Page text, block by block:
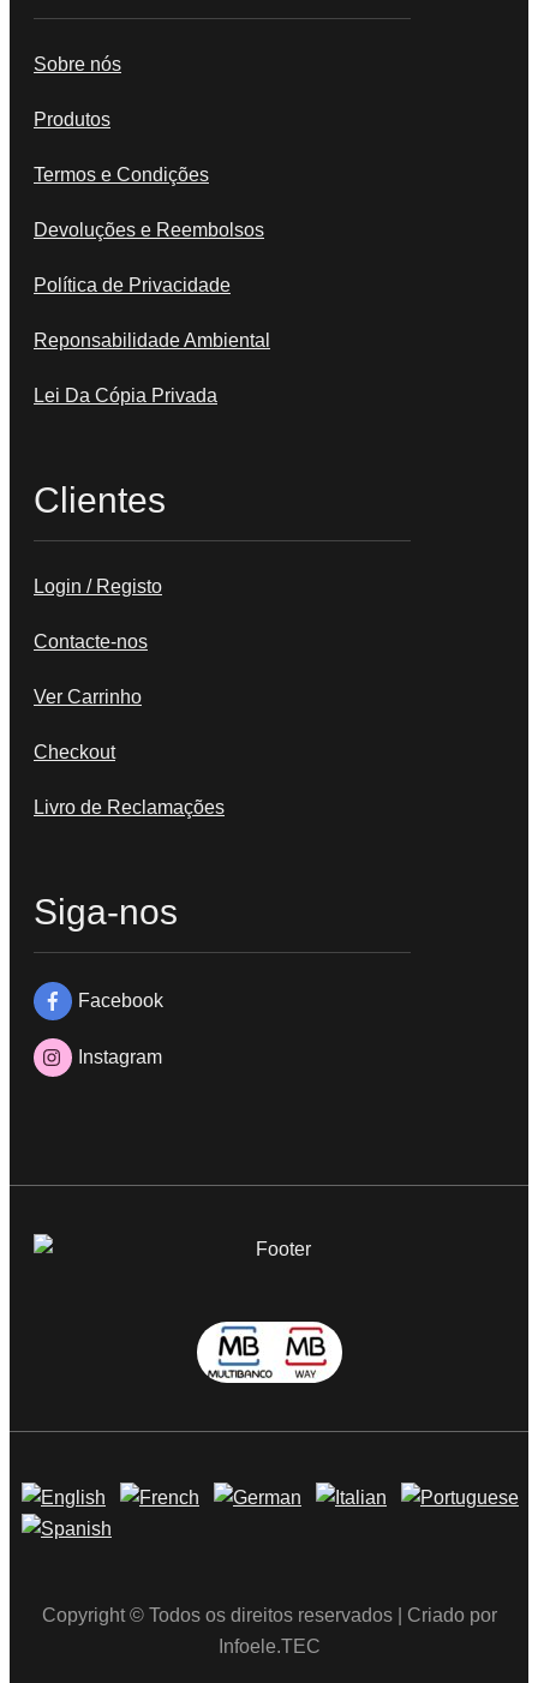
Sobre nós
Produtos
Termos e Condições
Devoluções e Reembolsos
Política de Privacidade
Reponsabilidade Ambiental
Lei Da Cópia Privada
Clientes
Login / Registo
Contacte-nos
Ver Carrinho
Checkout
Livro de Reclamações
Siga-nos
Facebook
Instagram
Copyright © Todos os direitos reservados | Criado por
Infoele.TEC